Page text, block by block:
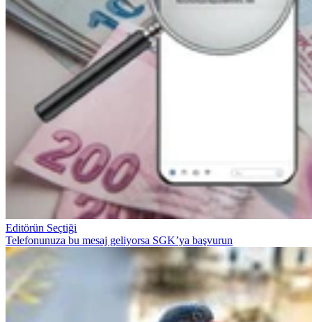
Editörün Seçtiği
Telefonunuza bu mesaj geliyorsa SGK’ya başvurun